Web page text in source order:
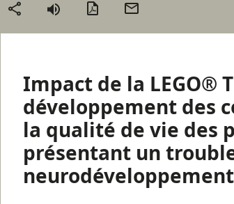
Partager
Version
Impact de la LEGO®
développement des
la qualité de vie des
présentant un
neurodéveloppement